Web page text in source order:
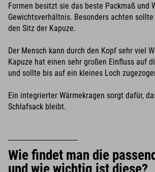
Formen besitzt sie das beste Packmaß und
Gewichtsverhältnis. Besonders achten
den Sitz der Kapuze.
Der Mensch kann durch den Kopf sehr viel
Kapuze hat einen sehr großen Einfluss auf
und sollte bis auf ein kleines Loch
Ein integrierter Wärmekragen sorgt dafür,
Schlafsack bleibt.
Wie findet man die